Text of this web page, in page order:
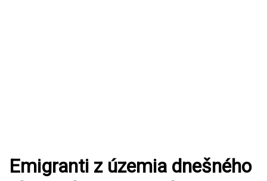
Emigranti z územia dnešného